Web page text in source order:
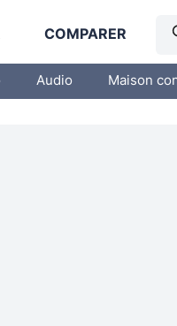
COMPARER
Audio Maison